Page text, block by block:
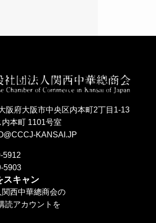
阪府大阪市中央区内本町2丁目1-13
本町 1101号室
KANSAI.JP
5912
5903
スキャン
西中華總商会の
読アカウントを